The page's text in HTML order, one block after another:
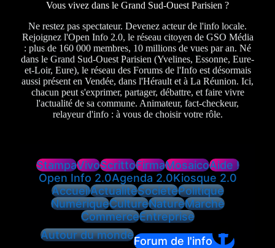
Vous vivez dans le Grand Sud-Ouest Parisien ?
Ne restez pas spectateur. Devenez acteur de l'info locale.
Rejoignez l'Open Info 2.0, le réseau citoyen de GSO Média
: plus de 160 000 membres, 10 millions de vues par an. Né
dans le Grand Sud-Ouest Parisien (Yvelines, Essonne, Eure-
et-Loir, Eure), le réseau des Forums de l'Info est désormais
aussi présent en Vendée, dans l'Hérault et à La Réunion. Ici,
chacun peut s'exprimer, partager, débattre, et faire vivre
l'actualité de sa commune. Animateur, fact-checkeur,
relayeur d'info : à vous de choisir votre rôle.
StampaVivoScrittoFirmaMosaicoAide !
Open Info 2.0Agenda 2.0Kiosque 2.0
AccueilActualitéSociétéPolitique
NumériqueCultureNatureMarché
CommerceEntreprise
Autour du mondeForum de l'info